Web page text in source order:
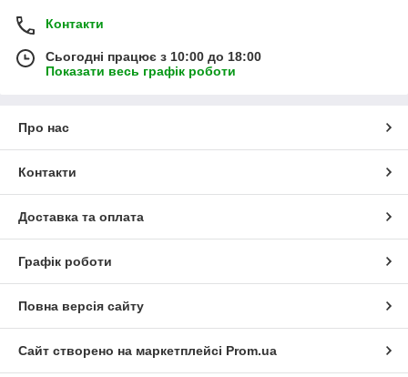
Контакти
Сьогодні працює з 10:00 до 18:00
Показати весь графік роботи
Про нас
Контакти
Доставка та оплата
Графік роботи
Повна версія сайту
Сайт створено на маркетплейсі Prom.ua